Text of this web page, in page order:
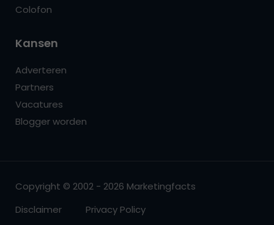
Colofon
Kansen
Adverteren
Partners
Vacatures
Blogger worden
Copyright © 2002 - 2026 Marketingfacts
Disclaimer
Privacy Policy